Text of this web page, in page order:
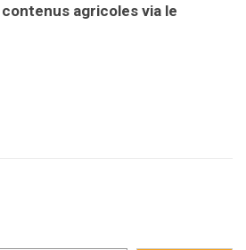
agricoles via le